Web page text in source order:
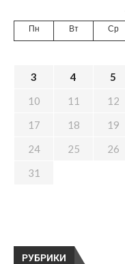
РУБРИКИ
Пн Вт Ср
3
4 5
10
11 12
17
18 19
24
25 26
31